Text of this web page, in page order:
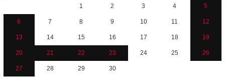
1 2 3 4 5
6 7 8 9 10 11 12
13 14 15 16 17 18 19
20 21 22 23 24 25 26
27 28 29 30